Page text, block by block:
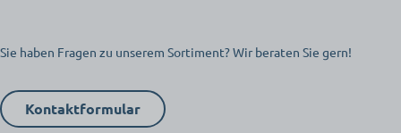
Sie haben Fragen zu unserem Sortiment? Wir beraten Sie gern!
Kontaktformular